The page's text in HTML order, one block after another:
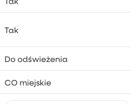
Tak
Do odświeżenia
CO miejskie